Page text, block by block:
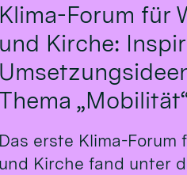
Klima-Forum für
und Kirche:
Das erste Klima-Fo­rum
und Kirche fand un­ter